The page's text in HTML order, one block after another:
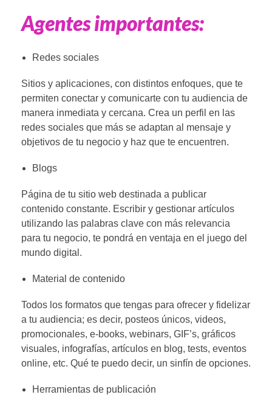
Agentes importantes:
Redes sociales
Sitios y aplicaciones, con distintos enfoques, que te
permiten conectar y comunicarte con tu audiencia de
manera inmediata y cercana. Crea un perfil en las
redes sociales que más se adaptan al mensaje y
objetivos de tu negocio y haz que te encuentren.
Blogs
Página de tu sitio web destinada a publicar
contenido constante. Escribir y gestionar artículos
utilizando las palabras clave con más relevancia
para tu negocio, te pondrá en ventaja en el juego del
mundo digital.
Material de contenido
Todos los formatos que tengas para ofrecer y fidelizar
a tu audiencia; es decir, posteos únicos, videos,
promocionales, e-books, webinars, GIF’s, gráficos
visuales, infografías, artículos en blog, tests, eventos
online, etc. Qué te puedo decir, un sinfín de opciones.
Herramientas de publicación